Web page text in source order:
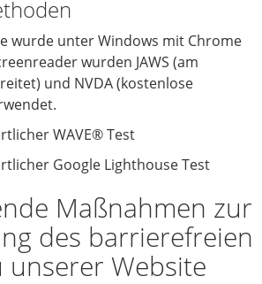
wurde unter Windows mit Chrome
wurden JAWS (am
und NVDA (kostenlose
WAVE® Test
Google Lighthouse Test
Maßnahmen zur
des barrierefreien
unserer Website